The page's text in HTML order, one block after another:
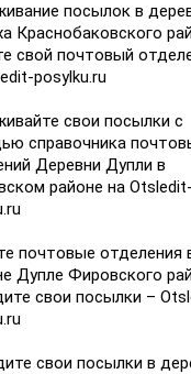
посылок в
Краснобаковского
свой почтовый
posylku.ru
свои посылки с
справочника
Деревни Дупли в
районе на Otsledit-
почтовые отделения
Дупле Фировского
свои посылки –
свои посылки в